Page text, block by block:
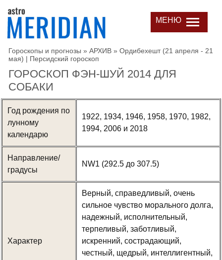
МЕНЮ
Гороскопы и прогнозы » АРХИВ » Ордибехешт (21 апреля - 21
мая) | Персидский гороскоп
ГОРОСКОП ФЭН-ШУЙ 2014 ДЛЯ
СОБАКИ
Год рождения по
лунному
календарю
1922, 1934, 1946, 1958, 1970, 1982,
1994, 2006 и 2018
Направление/
градусы
NW1 (292.5 до 307.5)
Характер
Верный, справедливый, очень
сильное чувство морального долга,
надежный, исполнительный,
терпеливый, заботливый,
искренний, сострадающий,
честный, щедрый, интеллигентный,